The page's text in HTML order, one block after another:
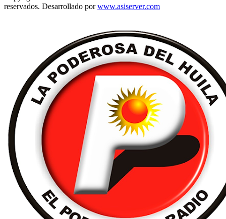
reservados. Desarrollado porwww.asiserver.com